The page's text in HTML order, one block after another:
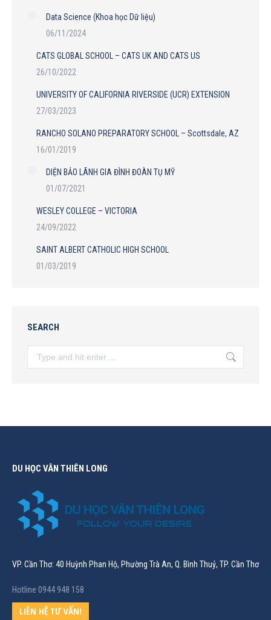
Data Science (Khoa học Dữ liệu)
06/11/2024
CATS GLOBAL SCHOOL – CATS UK AND CATS US
26/10/2022
UNIVERSITY OF CALIFORNIA RIVERSIDE (UCR) EXTENSION
27/03/2023
RANCHO SOLANO PREPARATORY SCHOOL – Scottsdale, AZ
16/01/2019
DIỆN BẢO LÃNH GIA ĐÌNH ĐOÀN TỤ MỸ
01/07/2021
WESLEY COLLEGE – VICTORIA
24/09/2022
SAINT ALBERT CATHOLIC HIGH SCHOOL
01/03/2019
SEARCH
DU HỌC VÂN THIÊN LONG
VP. Cần Thơ: 40 Huỳnh Phan Hộ, Phường Trà An, Q. Bình Thuỷ, TP. Cần Thơ
Hotline 0944 948 158
LIÊN HỆ TƯ VẤN!